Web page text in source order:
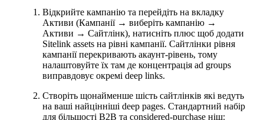
Відкрийте кампанію та перейдіть на вкладку
Активи (Кампанії → виберіть кампанію →
Активи → Сайтлінк), натисніть плюс щоб додати
Sitelink assets на рівні кампанії. Сайтлінки рівня
кампанії перекривають акаунт-рівень, тому
налаштовуйте їх там де концентрація ad groups
виправдовує окремі deep links.
Створіть щонайменше шість сайтлінків які ведуть
на ваші найцінніші deep pages. Стандартний набір
для більшості B2B та considered-purchase ніш: